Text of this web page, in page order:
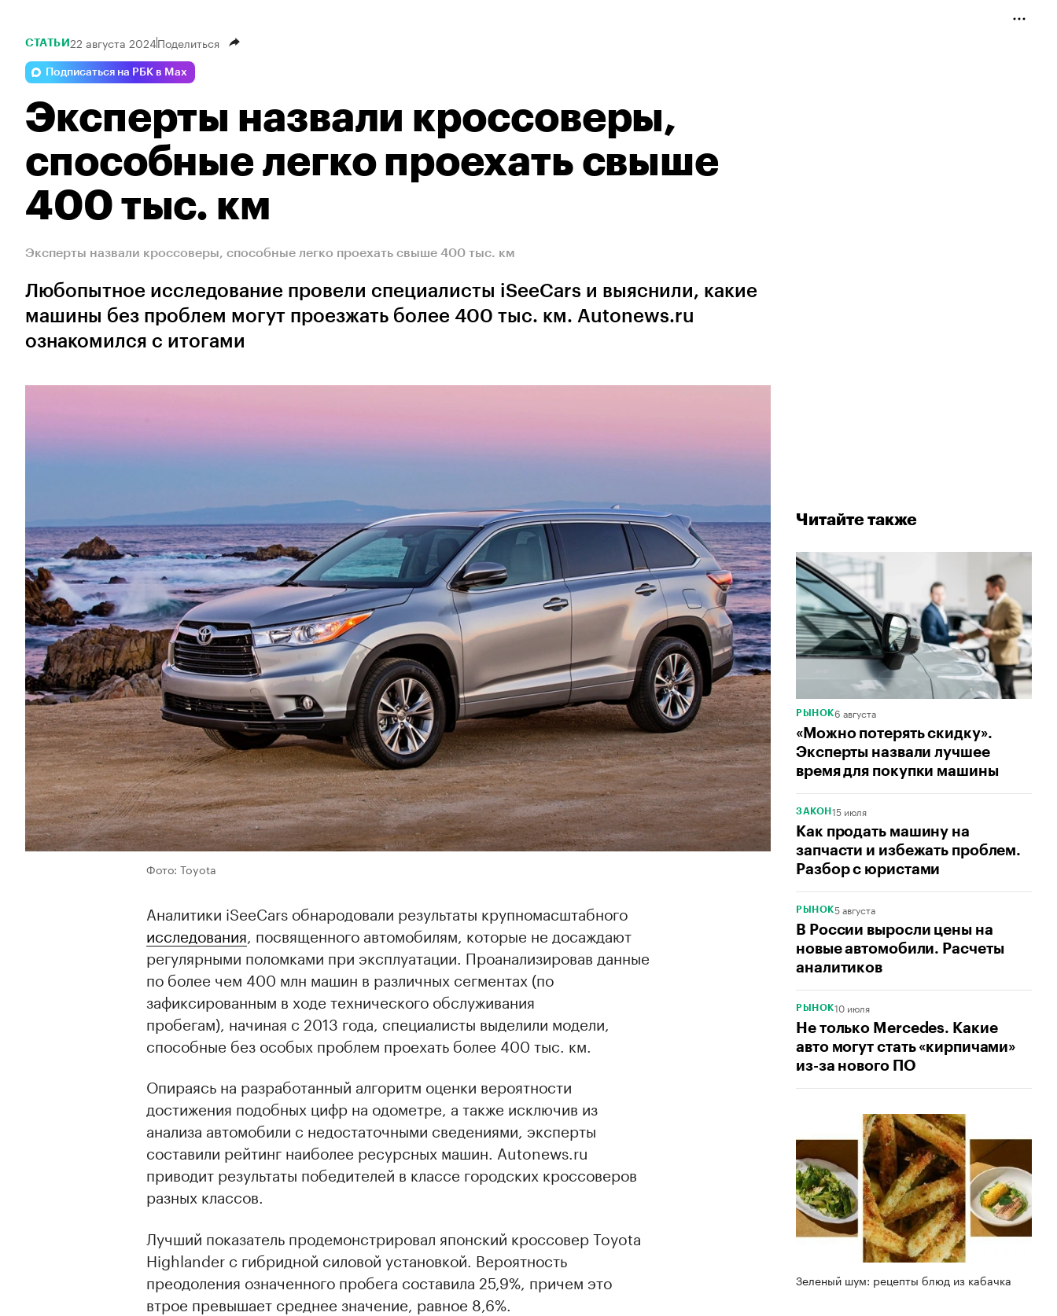
Читайте также
РЫНОК6 августа
«Можно потерять скидку».
Эксперты назвали лучшее
время для покупки машины
ЗАКОН 15 июля
Как продать машину на
запчасти и избежать проблем.
Разбор с юристами
РЫНОК5 августа
В России выросли цены на
новые автомобили. Расчеты
аналитиков
РЫНОК10 июля
Не только Mercedes. Какие
авто могут стать «кирпичами»
из-за нового ПО
Зеленый шум: рецепты блюд из кабачка
СТАТЬИ 22 августа 2024Поделиться
Подписаться на РБК в Max
Эксперты назвали кроссоверы,
способные легко проехать свыше
400 тыс. км
Эксперты назвали кроссоверы, способные легко проехать свыше 400 тыс. км
Любопытное исследование провели специалисты iSeeCars и выяснили, какие
машины без проблем могут проезжать более 400 тыс. км. Autonews.ru
ознакомился с итогами
Фото: Toyota
Аналитики iSeeCars обнародовали результаты крупномасштабного
исследования , посвященного автомобилям, которые не досаждают
регулярными поломками при эксплуатации. Проанализировав данные
по более чем 400 млн машин в различных сегментах (по
зафиксированным в ходе технического обслуживания
пробегам), начиная с 2013 года, специалисты выделили модели,
способные без особых проблем проехать более 400 тыс. км.
Опираясь на разработанный алгоритм оценки вероятности
достижения подобных цифр на одометре, а также исключив из
анализа автомобили с недостаточными сведениями, эксперты
составили рейтинг наиболее ресурсных машин. Autonews.ru
приводит результаты победителей в классе городских кроссоверов
разных классов.
Лучший показатель продемонстрировал японский кроссовер Toyota
Highlander с гибридной силовой установкой. Вероятность
преодоления означенного пробега составила 25,9%, причем это
втрое превышает среднее значение, равное 8,6%.